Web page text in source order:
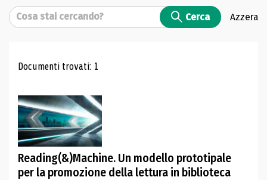
Cerca Cerca Azzera
Risultati di ricerca
Documenti trovati: 1
Reading(&)Machine. Un modello prototipale
per la promozione della lettura in biblioteca